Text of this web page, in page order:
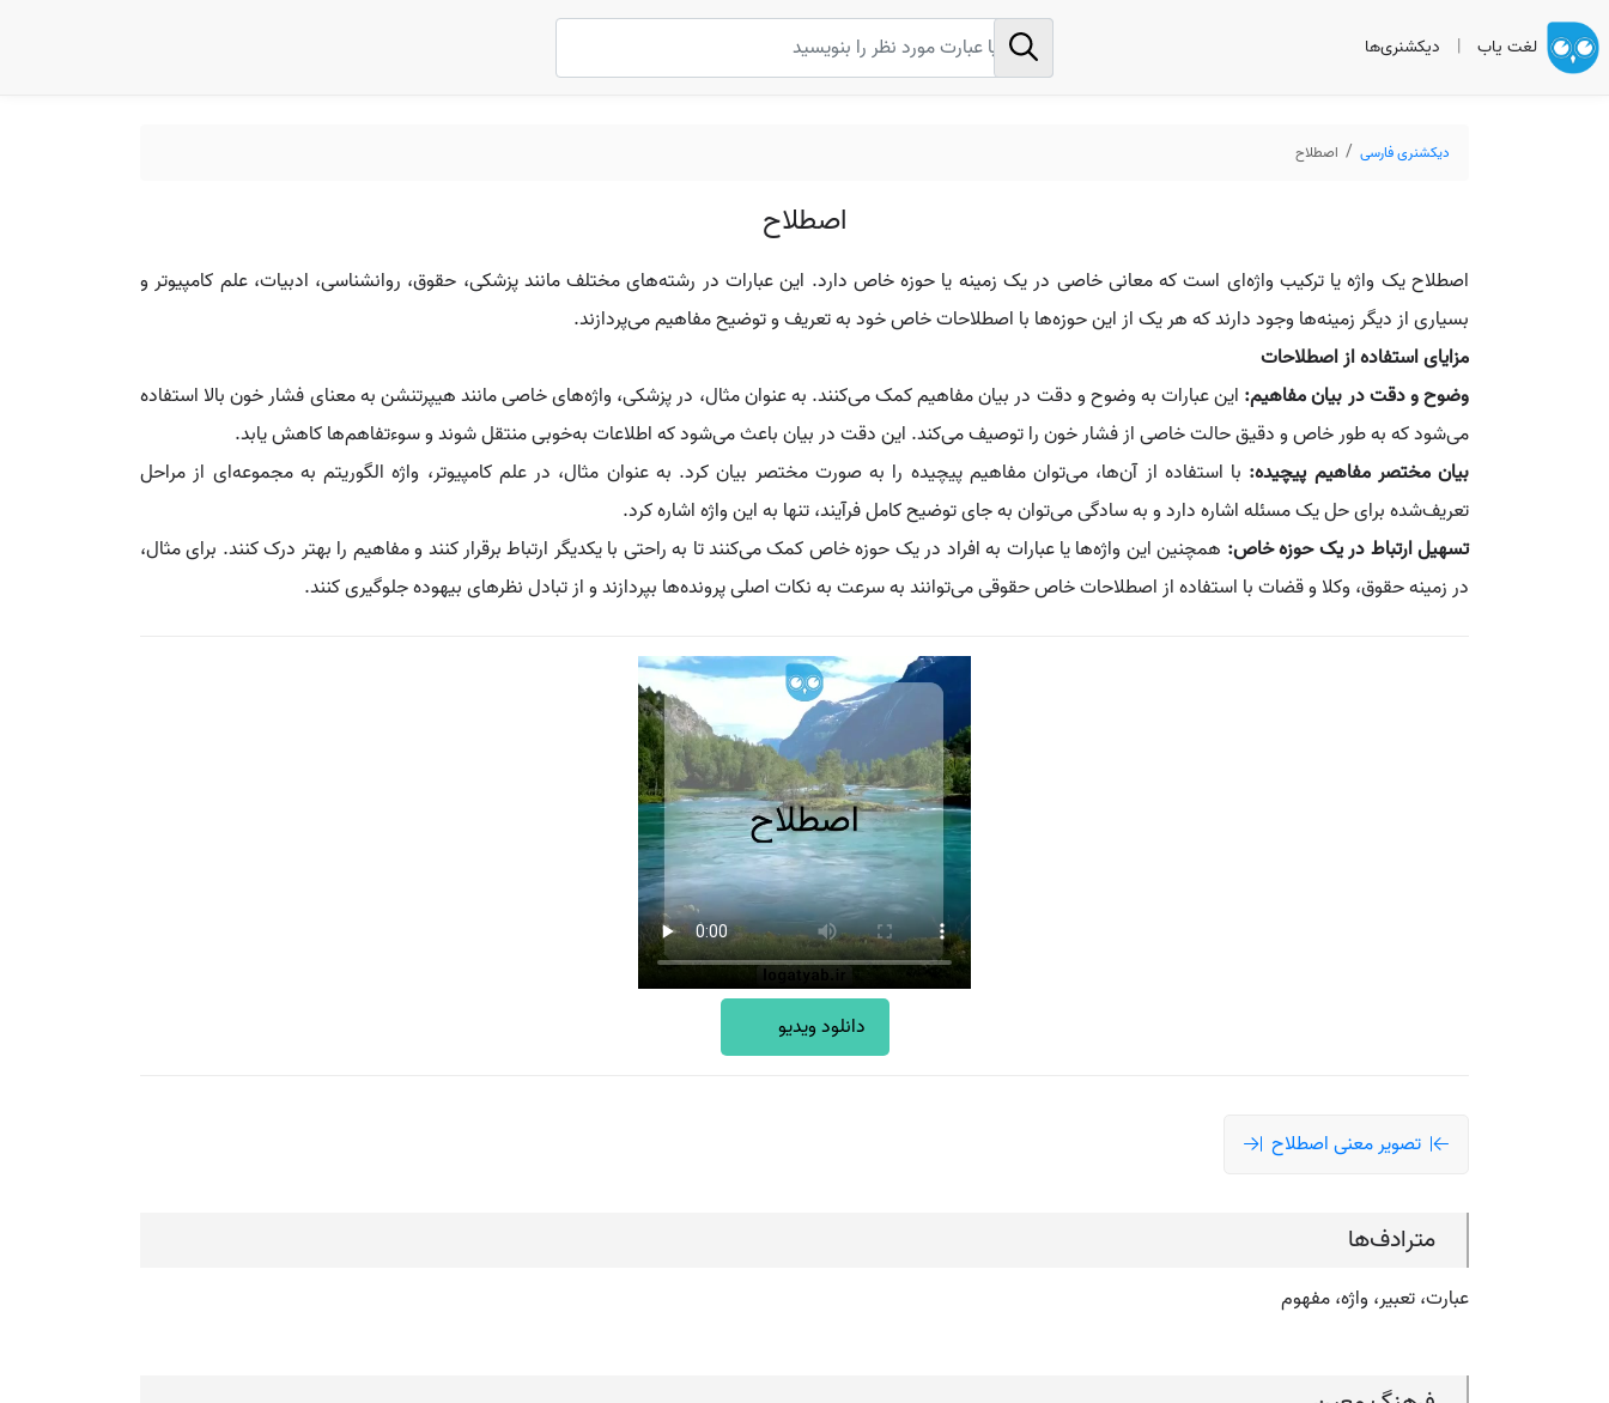
لغت یاب | دیکشنری‌ها
دیکشنری فارسی اصطلاح
اصطلاح
اصطلاح یک واژه یا ترکیب واژه‌ای است که معانی خاصی در یک زمینه یا حوزه خاص دارد. این عبارات در رشته‌های مختلف مانند پزشکی، حقوق، روانشناسی، ادبیات، علم کامپیوتر و
بسیاری از دیگر زمینه‌ها وجود دارند که هر یک از این حوزه‌ها با اصطلاحات خاص خود به تعریف و توضیح مفاهیم می‌پردازند.
مزایای استفاده از اصطلاحات
وضوح و دقت در بیان مفاهیم: این عبارات به وضوح و دقت در بیان مفاهیم کمک می‌کنند. به عنوان مثال، در پزشکی، واژه‌های خاصی مانند هیپرتنشن به معنای فشار خون بالا استفاده
می‌شود که به طور خاص و دقیق حالت خاصی از فشار خون را توصیف می‌کند. این دقت در بیان باعث می‌شود که اطلاعات به‌خوبی منتقل شوند و سوءتفاهم‌ها کاهش یابد.
بیان مختصر مفاهیم پیچیده: با استفاده از آن‌ها، می‌توان مفاهیم پیچیده را به صورت مختصر بیان کرد. به عنوان مثال، در علم کامپیوتر، واژه الگوریتم به مجموعه‌ای از مراحل
تعریف‌شده برای حل یک مسئله اشاره دارد و به سادگی می‌توان به جای توضیح کامل فرآیند، تنها به این واژه اشاره کرد.
تسهیل ارتباط در یک حوزه خاص: همچنین این واژه‌ها یا عبارات به افراد در یک حوزه خاص کمک می‌کنند تا به راحتی با یکدیگر ارتباط برقرار کنند و مفاهیم را بهتر درک کنند. برای مثال،
در زمینه حقوق، وکلا و قضات با استفاده از اصطلاحات خاص حقوقی می‌توانند به سرعت به نکات اصلی پرونده‌ها بپردازند و از تبادل نظرهای بیهوده جلوگیری کنند.
دانلود ویدیو
تصویر معنی اصطلاح
مترادف‌ها
عبارت، تعبیر، واژه، مفهوم